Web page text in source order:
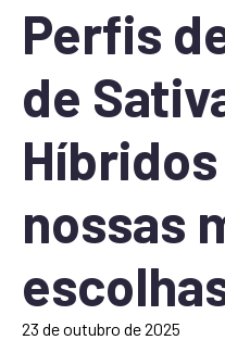
Perfis
de
nossas
23 de outubro de 2025